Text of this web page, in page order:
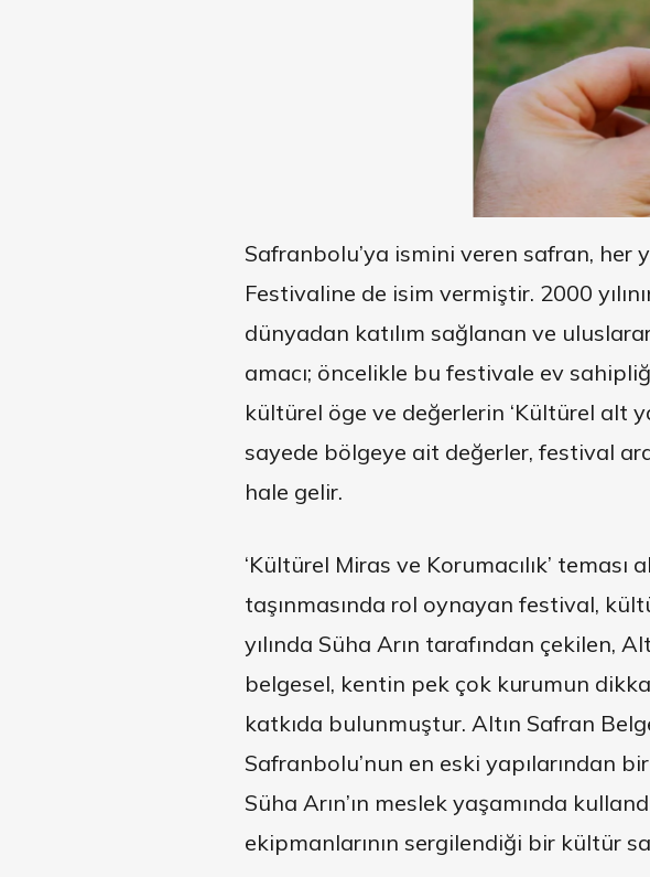
Safranbolu’ya ismini veren safran, her
Festivaline de isim vermiştir. 2000
dünyadan katılım sağlanan ve
amacı; öncelikle bu festivale ev
kültürel öge ve değerlerin ‘Kültürel alt
sayede bölgeye ait değerler, festival
hale gelir.
‘Kültürel Miras ve Korumacılık’
taşınmasında rol oynayan festival,
yılında Süha Arın tarafından çekilen,
belgesel, kentin pek çok kurumun
katkıda bulunmuştur. Altın Safran
Safranbolu’nun en eski yapılarından
Süha Arın’ın meslek yaşamında
ekipmanlarının sergilendiği bir kültür